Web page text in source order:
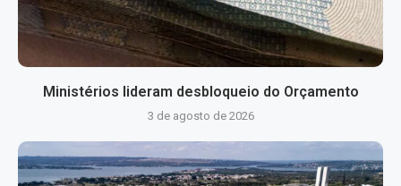
Ministérios lideram desbloqueio do Orçamento
3 de agosto de 2026